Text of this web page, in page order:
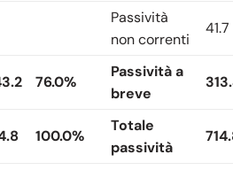
Passività
non correnti
41.7
76.0%
Passività a
breve
100.0%
Totale
passività